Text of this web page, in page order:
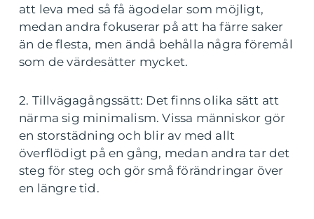
att leva med så få ägodelar som möjligt,
medan andra fokuserar på att ha färre saker
än de flesta, men ändå behålla några föremål
som de värdesätter mycket.
2. Tillvägagångssätt: Det finns olika sätt att
närma sig minimalism. Vissa människor gör
en storstädning och blir av med allt
överflödigt på en gång, medan andra tar det
steg för steg och gör små förändringar över
en längre tid.